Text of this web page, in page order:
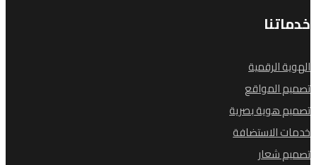
خدماتنا
الهوية الرقمية
تصميم المواقع
تصميم هوية بصرية
خدمات الاستضافة
تصميم شعار